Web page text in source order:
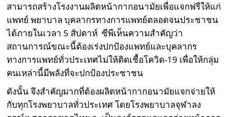
สามารถสร้างโรงงานผลิตหน้ากากอนามัยเพื่อแจกฟรีให้แก่
แพทย์ พยาบาล บุคลากรทางการแพทย์ตลอดจนประชาชน
ได้ภายในเวลา 5 สัปดาห์ ซีพีเห็นความสำคัญว่า
สถานการณ์ขณะนี้ต้องเร่งปกป้องแพทย์และบุคลากร
ทางการแพทย์ทั่วประเทศไม่ให้ติดเชื้อโควิด-19 เพื่อให้กลุ่ม
คนเหล่านี้มีพลังที่จะปกป้องประชาชน
ดังนั้น จึงสำคัญมากที่ต้องผลิตหน้ากากอนามัยแจกจ่ายให้
กับทุกโรงพยาบาลทั่วประเทศ โดยโรงพยาบาลจุฬาลง